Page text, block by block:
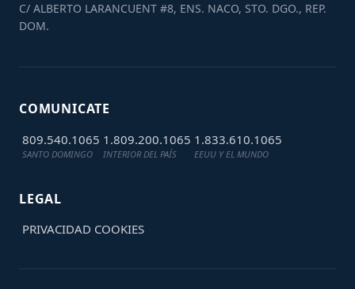
C/ ALBERTO LARANCUENT #8, ENS. NACO, STO. DGO., REP.
DOM.
COMUNICATE
809.540.1065
SANTO DOMINGO
1.809.200.1065
INTERIOR DEL PAÍS
1.833.610.1065
EEUU Y EL MUNDO
LEGAL
PRIVACIDAD COOKIES